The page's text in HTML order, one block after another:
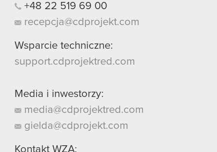
+48 22 519 69 00
recepcja@cdprojekt.com
Wsparcie techniczne:
support.cdprojektred.com
Media i inwestorzy:
media@cdprojektred.com
gielda@cdprojekt.com
Kontakt WZA: